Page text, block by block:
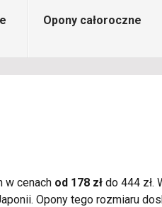
Opony całoroczne
w cenach od 178 zł do 444 zł.
Opony tego rozmiaru